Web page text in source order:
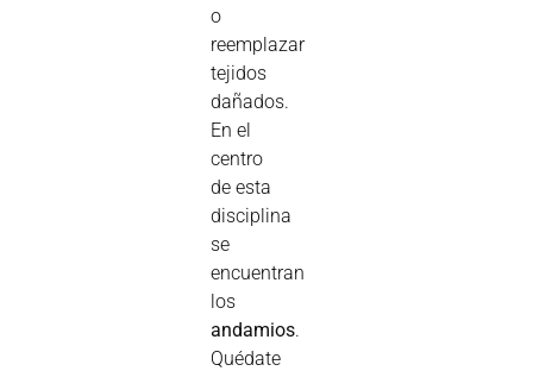
o
reemplazar
tejidos
dañados.
En el
centro
de esta
disciplina
se
encuentran
los
andamios.
Quédate